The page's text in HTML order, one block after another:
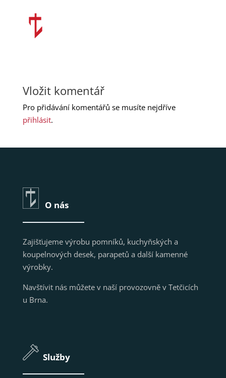
Vložit komentář
Pro přidávání komentářů se musíte nejdříve
přihlásit.
O nás
Zajišťujeme výrobu pomníků, kuchyňských a
koupelnových desek, parapetů a další kamenné
výrobky.
Navštívit nás můžete v naší provozovně v Tetčicích
u Brna.
Služby